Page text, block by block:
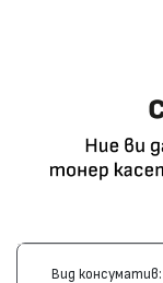
Вид консуматив: